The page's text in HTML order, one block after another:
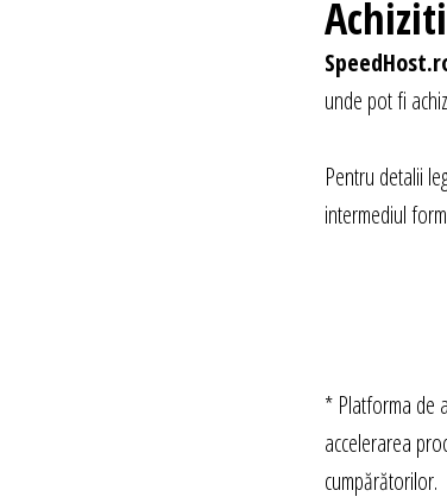
unde pot fi
Pentru detalii
intermediul
* Platforma de
accelerarea
cumpărătorilor.